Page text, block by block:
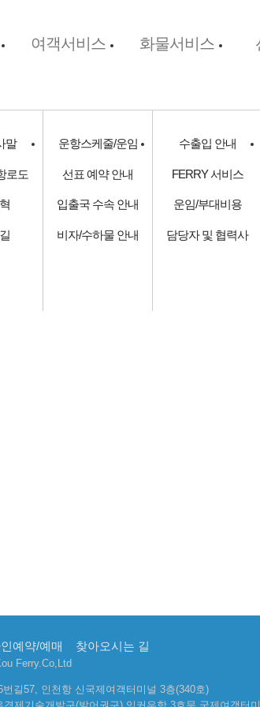
여객서비스 화물서비스
말
로도
운항스케줄/운임
선표 예약 안내
입출국 수속 안내
비자/수하물 안내
수출입 안내
FERRY 서비스
운임/부대비용
담당자 및 협력사
예약/예매 찾아오시는 길
Ferry.Co,Ltd
길57, 인천항 신국제여객터미널 3층(340호)